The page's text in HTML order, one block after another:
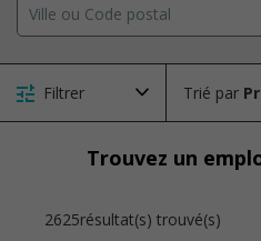
Filtrer Trié par
Trouvez un
2625résultat(s) trouvé(s)